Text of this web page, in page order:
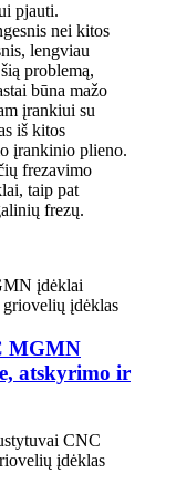
pjauti.
nei kitos
lengviau
problemą,
būna mažo
įrankiui su
iš kitos
įrankinio plieno.
frezavimo
taip pat
frezų.
MGMN
atskyrimo ir
CNC
įdėklas